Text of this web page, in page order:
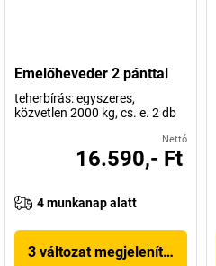
Emelőheveder 2 pánttal
teherbírás: egyszeres,
közvetlen 2000 kg, cs. e. 2 db
Nettó
16.590,- Ft
4 munkanap alatt
3 változat megjelenítése